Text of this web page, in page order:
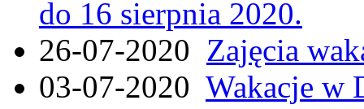
do 16 sierpnia 2020.
26-07-2020 Zajęcia
03-07-2020 Wakacje w